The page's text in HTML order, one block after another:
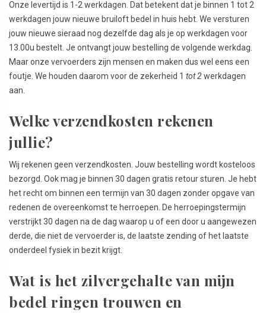
Onze levertijd is 1-2 werkdagen. Dat betekent dat je binnen 1 tot 2
werkdagen jouw nieuwe bruiloft bedel in huis hebt. We versturen
jouw nieuwe sieraad nog dezelfde dag als je op werkdagen voor
13.00u bestelt. Je ontvangt jouw bestelling de volgende werkdag.
Maar onze vervoerders zijn mensen en maken dus wel eens een
foutje. We houden daarom voor de zekerheid 1 tot 2werkdagen
aan.
Welke verzendkosten rekenen
jullie?
Wij rekenen geen verzendkosten. Jouw bestelling wordt kosteloos
bezorgd. Ook mag je binnen 30 dagen gratis retour sturen. Je hebt
het recht om binnen een termijn van 30 dagen zonder opgave van
redenen de overeenkomst te herroepen. De herroepingstermijn
verstrijkt 30 dagen na de dag waarop u of een door u aangewezen
derde, die niet de vervoerder is, de laatste zending of het laatste
onderdeel fysiek in bezit krijgt.
Wat is het zilvergehalte van mijn
bedel ringen trouwen en